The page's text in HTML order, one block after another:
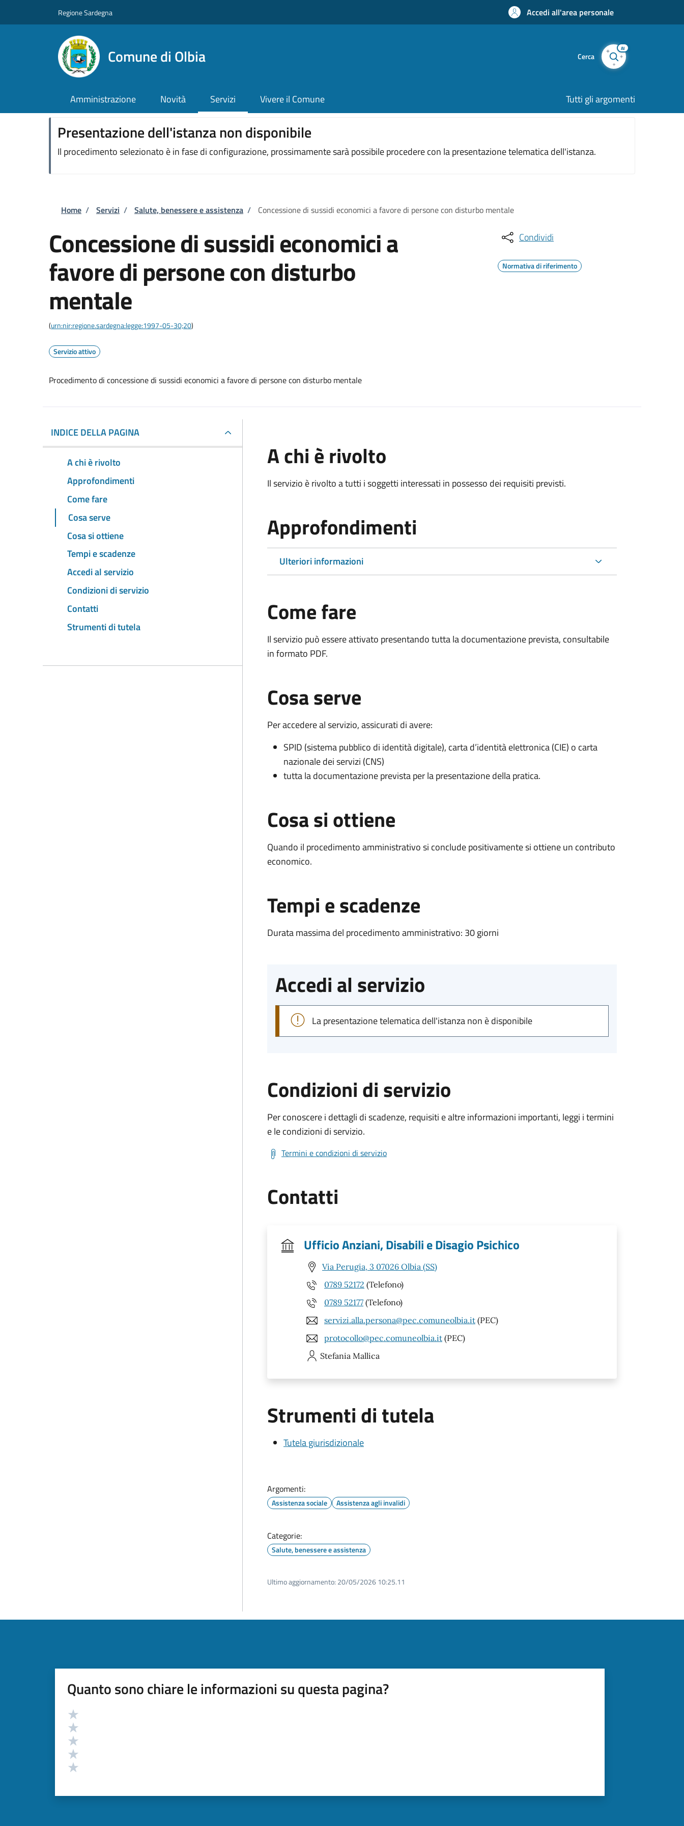
Regione Sardegna Accedi all'area personale
Comune di Olbia Cerca
AI
Amministrazione Novità Servizi Vivere il Comune Tutti gli argomenti
Presentazione dell'istanza non disponibile
Il procedimento selezionato è in fase di configurazione, prossimamente sarà possibile procedere con la presentazione telematica dell'istanza.
Briciole di pane
Home / Servizi / Salute, benessere e assistenza / Concessione di sussidi economici a favore di persone con disturbo mentale
Concessione di sussidi economici a
favore di persone con disturbo
mentale
(urn:nir:regione.sardegna:legge:1997-05-30;20)
Servizio attivo
Procedimento di concessione di sussidi economici a favore di persone con disturbo mentale
Condividi
Normativa di riferimento
INDICE DELLA PAGINA
A chi è rivolto
Approfondimenti
Come fare
Cosa serve
Cosa si ottiene
Tempi e scadenze
Accedi al servizio
Condizioni di servizio
Contatti
Strumenti di tutela
A chi è rivolto
Il servizio è rivolto a tutti i soggetti interessati in possesso dei requisiti previsti.
Approfondimenti
Ulteriori informazioni
Come fare
Il servizio può essere attivato presentando tutta la documentazione prevista, consultabile
in formato PDF.
Cosa serve
Per accedere al servizio, assicurati di avere:
SPID (sistema pubblico di identità digitale), carta d’identità elettronica (CIE) o carta
nazionale dei servizi (CNS)
tutta la documentazione prevista per la presentazione della pratica.
Cosa si ottiene
Quando il procedimento amministrativo si conclude positivamente si ottiene un contributo
economico.
Tempi e scadenze
Durata massima del procedimento amministrativo: 30 giorni
Accedi al servizio
La presentazione telematica dell'istanza non è disponibile
Condizioni di servizio
Per conoscere i dettagli di scadenze, requisiti e altre informazioni importanti, leggi i termini
e le condizioni di servizio.
Termini e condizioni di servizio
Contatti
Ufficio Anziani, Disabili e Disagio Psichico
Via Perugia, 3 07026 Olbia (SS)
0789 52172 (Telefono)
0789 52177 (Telefono)
servizi.alla.persona@pec.comuneolbia.it (PEC)
protocollo@pec.comuneolbia.it (PEC)
Stefania Mallica
Strumenti di tutela
Tutela giurisdizionale
Argomenti:
Assistenza sociale Assistenza agli invalidi
Categorie:
Salute, benessere e assistenza
Ultimo aggiornamento: 20/05/2026 10:25.11
Quanto sono chiare le informazioni su questa pagina?
Valutazione